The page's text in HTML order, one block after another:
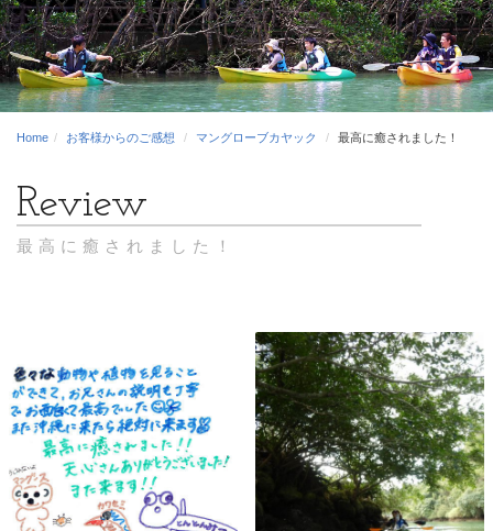
Home お客様からのご感想 マングローブカヤック 最高に癒されました！
最高に癒されました！